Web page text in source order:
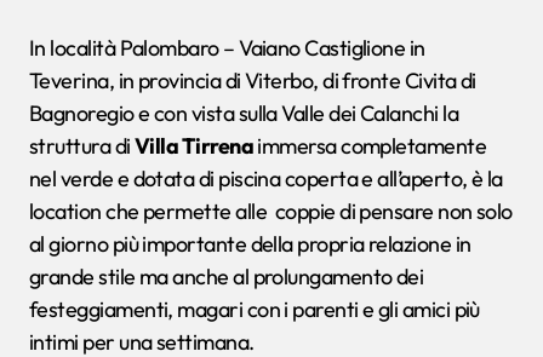
In località Palombaro – Vaiano Castiglione in
Teverina, in provincia di Viterbo, di fronte Civita di
Bagnoregio e con vista sulla Valle dei Calanchi la
struttura diVilla Tirrenaimmersa completamente
nel verde e dotata di piscina coperta e all’aperto, è la
location che permette alle coppie di pensare non solo
al giorno più importante della propria relazione in
grande stile ma anche al prolungamento dei
festeggiamenti, magari con i parenti e gli amici più
intimi per una settimana.